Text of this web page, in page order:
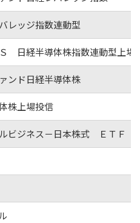
レッジ指数連動型
日経半導体株指数連動型上場
ンド日経半導体株
株上場投信
ビジネス－日本株式 ＥＴＦ